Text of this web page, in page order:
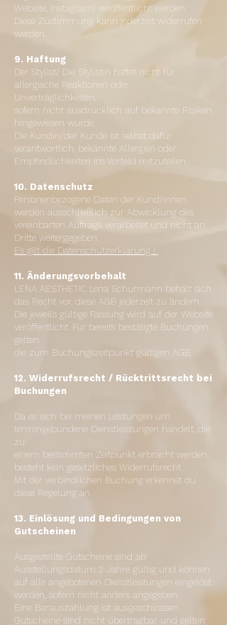
Website, Instagram) veröffentlicht werden.
Diese Zustimmung kann jederzeit widerrufen
werden.
9. Haftung
Der Stylist/ Die Stylistin haftet nicht für
allergische Reaktionen oder
Unverträglichkeiten,
sofern nicht ausdrücklich auf bekannte Risiken
hingewiesen wurde.
Die Kundin/der Kunde ist selbst dafür
verantwortlich, bekannte Allergien oder
Empfindlichkeiten im Vorfeld mitzuteilen.
10. Datenschutz
Personenbezogene Daten der Kund/innen
werden ausschließlich zur Abwicklung des
vereinbarten Auftrags verarbeitet und nicht an
Dritte weitergegeben.
Es gilt die Datenschutzerklärung !
11. Änderungsvorbehalt
LENA AESTHETIC Lena Schurmann behält sich
das Recht vor, diese AGB jederzeit zu ändern.
Die jeweils gültige Fassung wird auf der Website
veröffentlicht. Für bereits bestätigte Buchungen
gelten
die zum Buchungszeitpunkt gültigen AGB.
12. Widerrufsrecht / Rücktrittsrecht bei
Buchungen
Da es sich bei meinen Leistungen um
termingebundene Dienstleistungen handelt, die
zu
einem bestimmten Zeitpunkt erbracht werden,
besteht kein gesetzliches Widerrufsrecht.
Mit der verbindlichen Buchung erkennst du
diese Regelung an.
13. Einlösung und Bedingungen von
Gutscheinen
Ausgestellte Gutscheine sind ab
Ausstellungsdatum 2 Jahre gültig und können
auf alle angebotenen Dienstleistungen eingelöst
werden, sofern nicht anders angegeben.
Eine Barauszahlung ist ausgeschlossen.
Gutscheine sind nicht übertragbar und gelten